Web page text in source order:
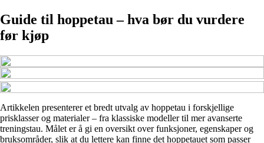
Guide til hoppetau – hva bør du vurdere
før kjøp
Artikkelen presenterer et bredt utvalg av hoppe­tau i forskjellige
prisklasser og materialer – fra klassiske modeller til mer avanserte
trenings­tau. Målet er å gi en oversikt over funksjoner, egenskaper og
bruksområder, slik at du lettere kan finne det hoppe­tauet som passer